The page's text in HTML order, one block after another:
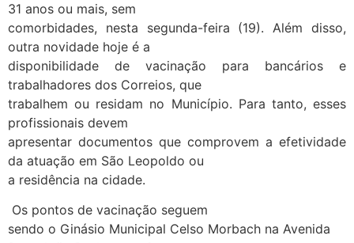
31 anos ou mais, sem
comorbidades, nesta segunda-feira (19). Além disso,
outra novidade hoje é a
disponibilidade de vacinação para bancários e
trabalhadores dos Correios, que
trabalhem ou residam no Município. Para tanto, esses
profissionais devem
apresentar documentos que comprovem a efetividade
da atuação em São Leopoldo ou
a residência na cidade.
Os pontos de vacinação seguem
sendo o Ginásio Municipal Celso Morbach na Avenida